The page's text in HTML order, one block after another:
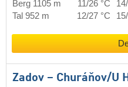
Berg 1105 m 11/26 °C
Tal 952 m
12/27 °C
Zadov – Churáňov/​U